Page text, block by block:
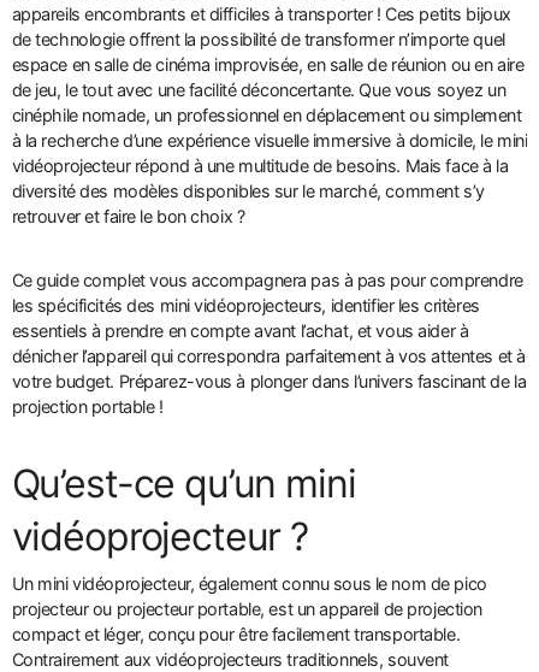
appareils encombrants et difficiles à transporter ! Ces petits bijoux
de technologie offrent la possibilité de transformer n’importe quel
espace en salle de cinéma improvisée, en salle de réunion ou en aire
de jeu, le tout avec une facilité déconcertante. Que vous soyez un
cinéphile nomade, un professionnel en déplacement ou simplement
à la recherche d’une expérience visuelle immersive à domicile, le mini
vidéoprojecteur répond à une multitude de besoins. Mais face à la
diversité des modèles disponibles sur le marché, comment s’y
retrouver et faire le bon choix ?
Ce guide complet vous accompagnera pas à pas pour comprendre
les spécificités des mini vidéoprojecteurs, identifier les critères
essentiels à prendre en compte avant l’achat, et vous aider à
dénicher l’appareil qui correspondra parfaitement à vos attentes et à
votre budget. Préparez-vous à plonger dans l’univers fascinant de la
projection portable !
Qu’est-ce qu’un mini
vidéoprojecteur ?
Un mini vidéoprojecteur, également connu sous le nom de pico
projecteur ou projecteur portable, est un appareil de projection
compact et léger, conçu pour être facilement transportable.
Contrairement aux vidéoprojecteurs traditionnels, souvent